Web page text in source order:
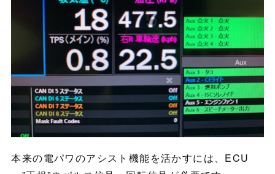
本来の電パワのアシスト機能を活かすには、ECU